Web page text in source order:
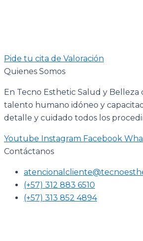
Pide tu cita de Valoración
Quienes Somos
En Tecno Esthetic Salud y Belleza
talento humano idóneo y
detalle y cuidado todos los
Youtube Instagram Facebook
Contáctanos
(+57) 312 883 6510
(+57) 313 852 4894